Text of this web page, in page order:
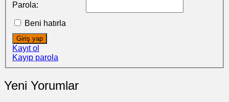
Parola:
Beni hatırla
Giriş yap
Kayıt ol
Kayıp parola
Yeni Yorumlar